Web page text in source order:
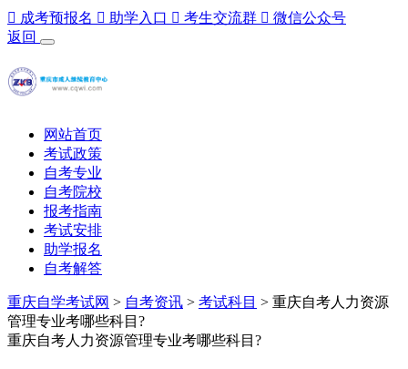
 成考预报名  助学入口  考生交流群  微信公众号
返回
网站首页
考试政策
自考专业
自考院校
报考指南
考试安排
助学报名
自考解答
重庆自学考试网 > 自考资讯 > 考试科目 > 重庆自考人力资源
管理专业考哪些科目?
重庆自考人力资源管理专业考哪些科目?